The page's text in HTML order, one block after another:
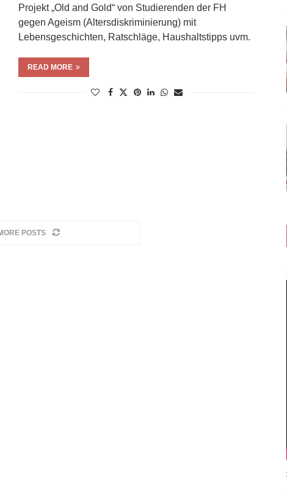
Projekt „Old and Gold“ von Studierenden der FH
gegen Ageism (Altersdiskriminierung) mit
Lebensgeschichten, Ratschläge, Haushaltstipps uvm.
READ MORE
POSTS